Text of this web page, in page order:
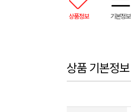
상품정보 기본정보
상품 기본정보